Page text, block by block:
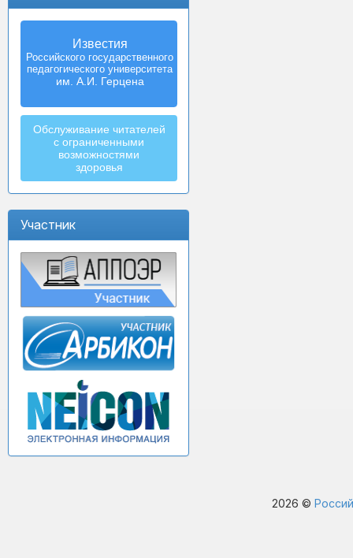
Известия
Российского государственного
педагогического университета
им. А.И. Герцена
Izvestia:
Herzen University
Journal of
Humanities & Sciences
Обслуживание читателей
с ограниченными
возможностями
здоровья
Участник
2026 ©